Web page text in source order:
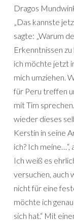
Dragos
„Das kannste
sagte: „Warum
Erkenntnissen zu
ich möchte jetzt
mich umziehen.
für Peru treffen
mit Tim
wieder dieses
Kerstin in seine
ich? Ich
Ich weiß es
versuchen, auch
nicht für eine
möchte ich
sich hat.“ Mit